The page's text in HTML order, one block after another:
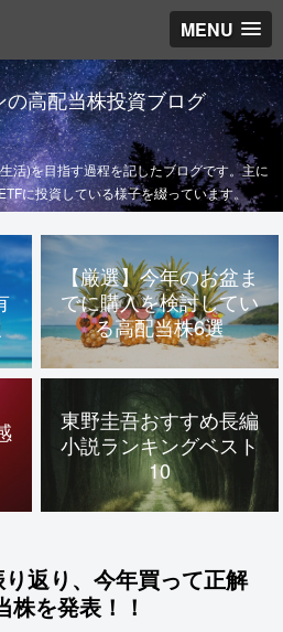
MENU
高配当株投資ブログ
活)を目指す過程を記したブログです。主に
に投資している様子を綴っています。
【厳選】今年のお盆ま
でに購入を検討してい
る高配当株6選
東野圭吾おすすめ長編
小説ランキングベスト
10
返り、今年買って正解
株を発表！！